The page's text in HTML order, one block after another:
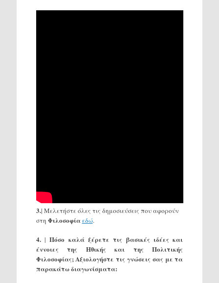
3.| Μελετήστε όλες τις δημοσιεύσεις που αφορούν
στη Φιλοσοφίαεδώ.
4.|Πόσο καλά ξέρετε τις βασικές ιδέες και
έννοιες της Ηθικής και της Πολιτικής
Φιλοσοφίας; Αξιολογήστε τις γνώσεις σας με τα
παρακάτω διαγωνίσματα: